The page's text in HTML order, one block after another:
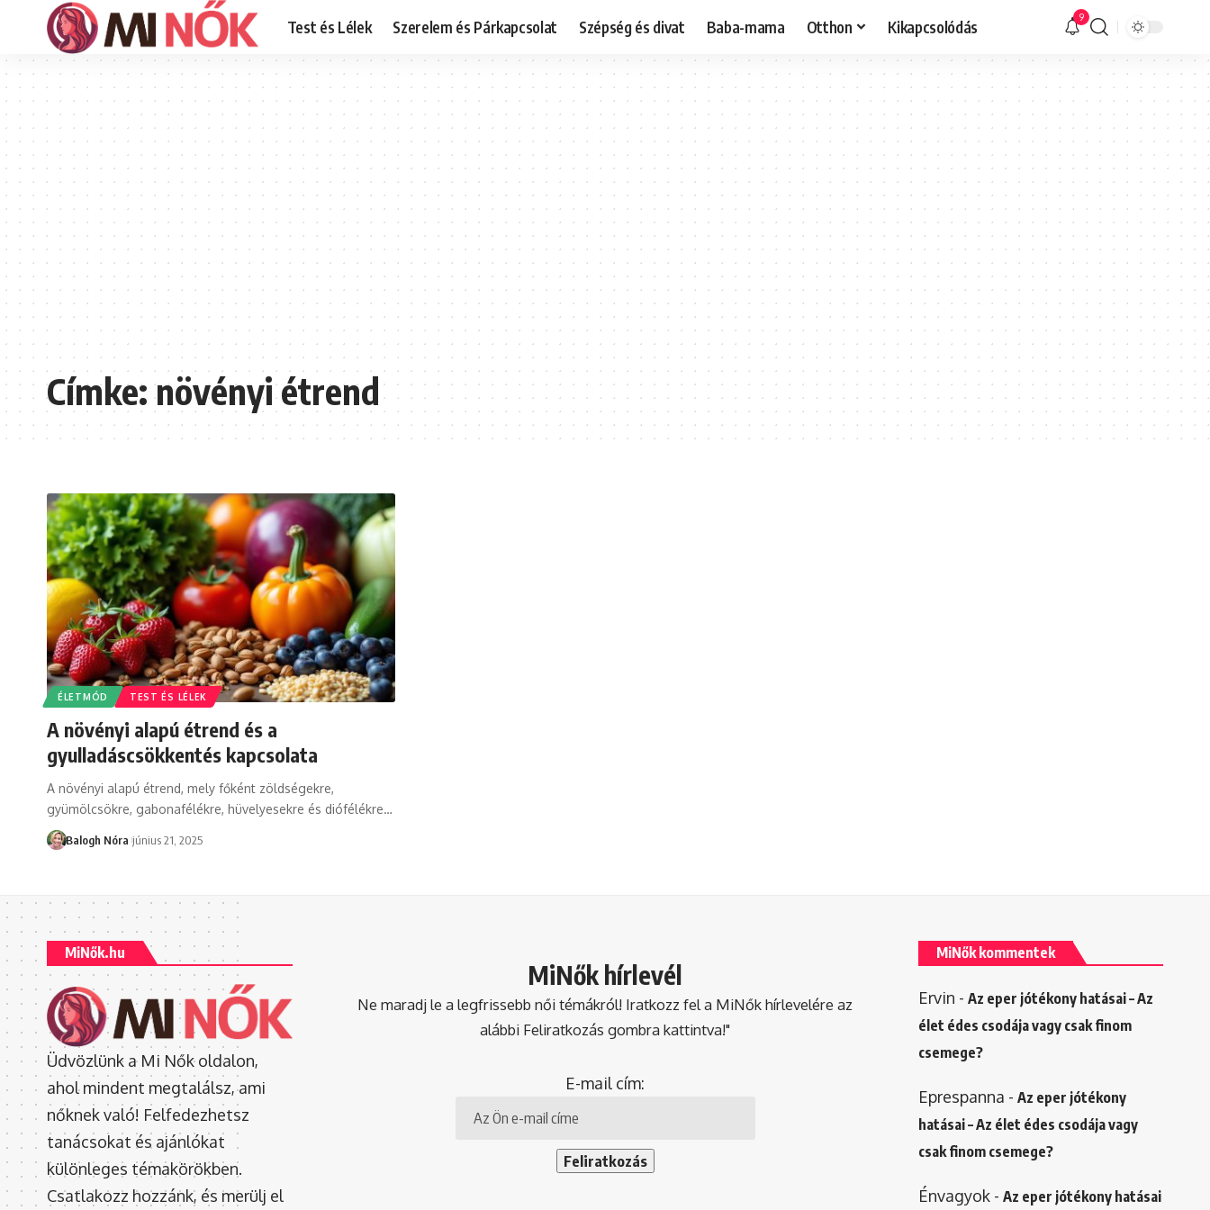
Test és Lélek Szerelem és Párkapcsolat Szépség és divat Baba-mama Otthon Kikapcsolódás 9
Címke:növényi étrend
ÉLETMÓD TEST ÉS LÉLEK
A növényi alapú étrend és a
gyulladáscsökkentés kapcsolata
A növényi alapú étrend, mely főként zöldségekre,
gyümölcsökre, gabonafélékre, hüvelyesekre és diófélékre…
Balogh Nóra június 21, 2025
MiNők.hu
Üdvözlünk a Mi Nők oldalon,
ahol mindent megtalálsz, ami
nőknek való! Felfedezhetsz
tanácsokat és ajánlókat
különleges témakörökben.
Csatlakozz hozzánk, és merülj el
MiNők hírlevél
Ne maradj le a legfrissebb női témákról! Iratkozz fel a MiNők hírlevelére az
alábbi Feliratkozás gombra kattintva!"
E-mail cím:
MiNők kommentek
Ervin - Az eper jótékony hatásai – Az
élet édes csodája vagy csak finom
csemege?
Eprespanna - Az eper jótékony
hatásai – Az élet édes csodája vagy
csak finom csemege?
Énvagyok- Az eper jótékony hatásai